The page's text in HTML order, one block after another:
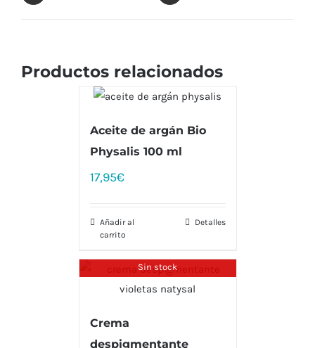
Productos relacionados
Aceite de argán Bio
Physalis 100 ml
17,95€
Añadir al
carrito
Detalles
Sin stock
Crema
despigmentante